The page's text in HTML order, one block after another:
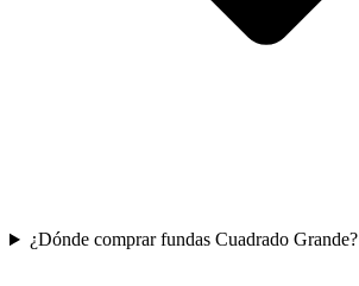
¿Dónde comprar fundas Cuadrado Grande?